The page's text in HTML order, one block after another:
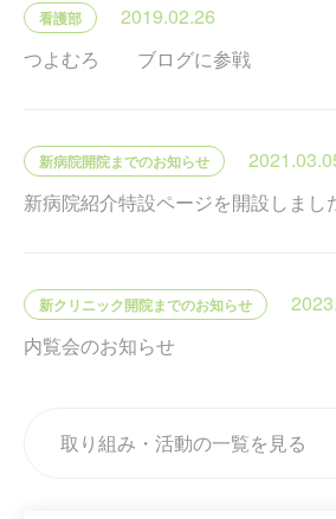
看護部
2019.02.26
つよむろ ブログに参戦
新病院開院までのお知らせ
新病院紹介特設ページを開設しまし
新クリニック開院までのお知らせ
内覧会のお知らせ
取り組み・活動の一覧を見る